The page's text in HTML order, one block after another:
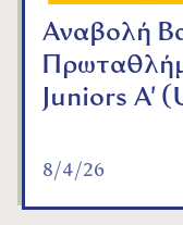
Αναβολή
Juniors A'
8/4/26